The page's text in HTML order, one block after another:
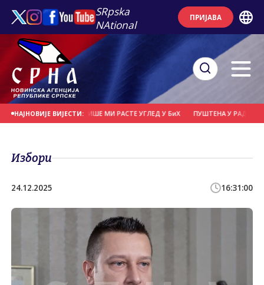
SRpska
NAtional
ПРИЈАВА
НАЈНОВИЈЕ ВИЈЕСТИ:
НАПАДА, СВЕ ВИШЕ МИ РАСТЕ УГЛЕД У БиХ ПУШТЕНА У РАД НАЈВЕЋА
Избори
24.12.2025 16:31:00